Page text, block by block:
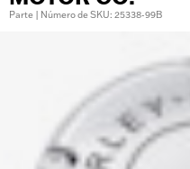
Parte | Número de SKU: 25338-99B